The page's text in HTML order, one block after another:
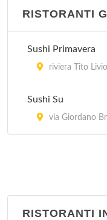
RISTORANTI
Sushi Primavera
riviera Tito
Sushi Su
via Giordano
RISTORANTI